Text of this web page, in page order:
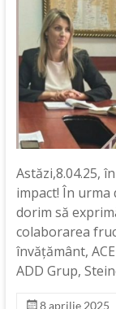
Astăzi,8.04.25,
impact! În
dorim să
colaborarea
învățământ,
ADD Grup,
8 aprilie 2025